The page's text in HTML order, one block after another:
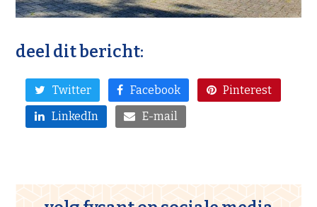
deel dit bericht:
Twitter Facebook
Pinterest
LinkedIn
E-mail